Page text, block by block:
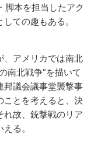
脚本を担当したアク
ての趣もある。
アメリカでは南北
南北戦争”を描いて
邦議会議事堂襲撃事
ことを考えると、決
れ故、銃撃戦のリア
る。